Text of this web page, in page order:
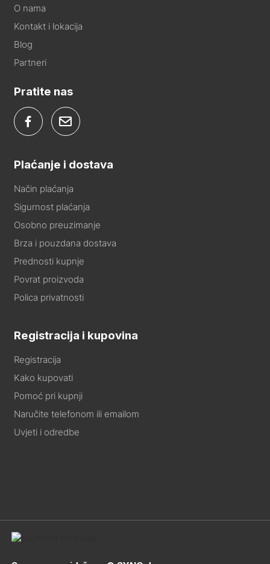
O nama
Kontakt i lokacija
Blog
Partneri
Pratite nas
Plaćanje i dostava
Način plaćanja
Sigurnost plaćanja
Osobno preuzimanje
Brza i pouzdana dostava
Prednosti kupnje
Povrat proizvoda
Polica privatnosti
Registracija i kupovina
Registracija
Kako kupovati
Pomoć pri kupnji
Naručite telefonom ili emailom
Uvjeti i odredbe